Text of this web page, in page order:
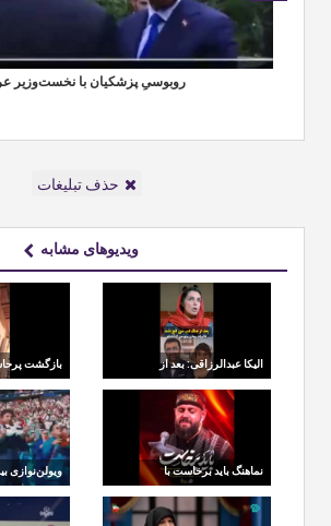
روبوسیِ پزشکیان با نخست‌وزیر
حذف تبلیغات
ویدیوهای مشابه
الیکا عبدالرزاقی: بعد از
جنگ دهانم کج شد
بازگشت
جمشیدی با یک
«دیازپام» در
نماهنگ باید برخاست با
صدای محسن محمدی
ویولن‌نوازی
مرتضوی در
جهانی